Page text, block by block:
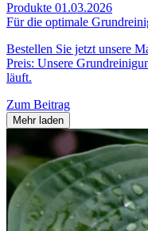
Produkte 01.03.2026
Für die optimale
Bestellen Sie jetzt unsere
Preis: Unsere
läuft.
Zum Beitrag
Mehr laden